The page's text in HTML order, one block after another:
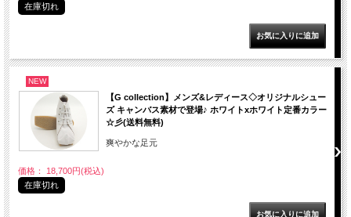
在庫切れ
NEW
【G collection】メンズ&レディース◇オリジナルシュー
ズ キャンバス素材で登場♪ ホワイトxホワイト定番カラー
☆彡(送料無料)
爽やかな足元
価格： 18,700円(税込)
在庫切れ